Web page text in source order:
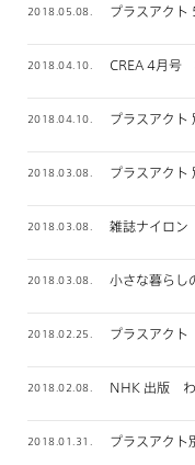
2018.05.08. プラスアク
2018.04.10. CREA 4月号
2018.04.10. プラスアク
2018.03.08. プラスアク
2018.03.08. 雑誌ナイロン
2018.03.08. 小さな暮ら
2018.02.25. プラスアク
2018.02.08. NHK 出版
2018.01.31. プラスアク